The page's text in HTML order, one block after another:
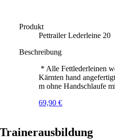
Produkt
Pettrailer Lederleine 20
Beschreibung
* Alle Fettlederleinen
Kärnten hand
m ohne Handschlaufe
69,90€
Trainerausbildung